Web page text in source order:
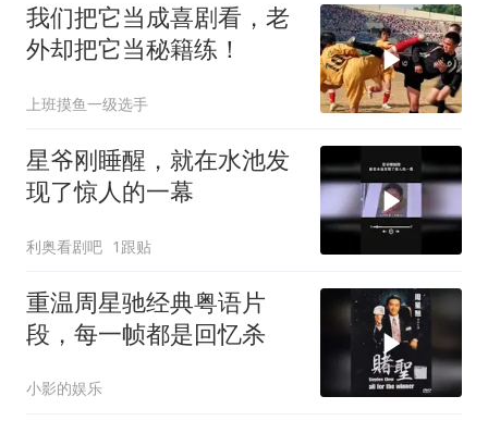
我们把它当成喜剧看，老
外却把它当秘籍练！
上班摸鱼一级选手
星爷刚睡醒，就在水池发
现了惊人的一幕
利奥看剧吧 1跟贴
重温周星驰经典粤语片
段，每一帧都是回忆杀
小影的娱乐